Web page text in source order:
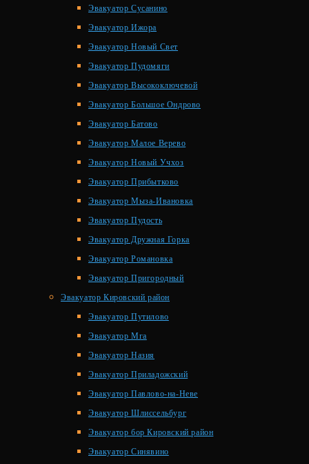
Эвакуатор Сусанино
Эвакуатор Ижора
Эвакуатор Новый Свет
Эвакуатор Пудомяги
Эвакуатор Высокоключевой
Эвакуатор Большое Ондрово
Эвакуатор Батово
Эвакуатор Малое Верево
Эвакуатор Новый Учхоз
Эвакуатор Прибытково
Эвакуатор Мыза-Ивановка
Эвакуатор Пудость
Эвакуатор Дружная Горка
Эвакуатор Романовка
Эвакуатор Пригородный
Эвакуатор Кировский район
Эвакуатор Путилово
Эвакуатор Мга
Эвакуатор Назия
Эвакуатор Приладожский
Эвакуатор Павлово-на-Неве
Эвакуатор Шлиссельбург
Эвакуатор бор Кировский район
Эвакуатор Синявино